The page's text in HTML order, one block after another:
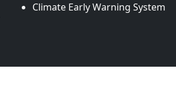
Climate Early Warning System